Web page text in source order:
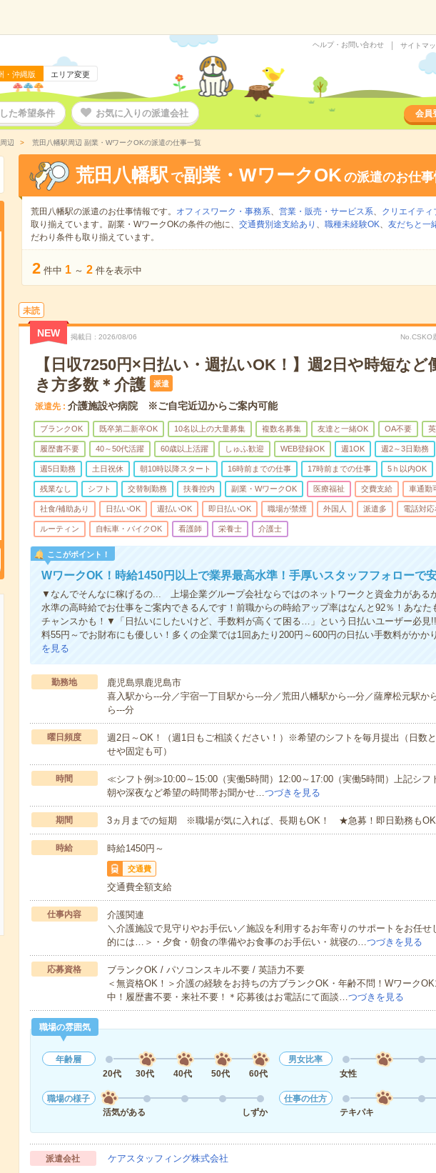
・沖縄版 エリア変更
ヘルプ・お問い合わせ サイトマ
た希望条件 お気に入りの派遣会社 会員
辺 荒田八幡駅周辺 副業・WワークOKの派遣の仕事一覧
荒田八幡駅 で副業・WワークOKの派遣のお仕
荒田八幡駅の派遣のお仕事情報です。 オフィスワーク・事務系、 営業・販売・サービス系、 クリエイティ
取り揃えています。副業・WワークOKの条件の他に、 交通費別途支給あり 、 職種未経験OK、 友だちと一
だわり条件も取り揃えています。
2 件中 1 ～ 2 件を表示中
未読
NEW 掲載日 2026/08/06 No.CSKO
【日収7250円×日払い・週払いOK！】週2日や時短など
き方多数＊介護
派遣
派遣先 介護施設や病院 ※ご自宅近辺からご案内可能
ブランクOK 既卒第二新卒OK 10名以上の大量募集 複数名募集 友達と一緒OK OA不要
履歴書不要 40～50代活躍 60歳以上活躍 しゅふ歓迎 WEB登録OK 週1OK 週2～3日勤務
週5日勤務 土日祝休 朝10時以降スタート 16時前までの仕事 17時前までの仕事 5ｈ以内OK
残業なし シフト 交替制勤務 扶養控内 副業・WワークOK 医療福祉 交費支給 車通勤
社食/補助あり 日払いOK 週払いOK 即日払いOK 職場が禁煙 外国人 派遣多 電話対応
ルーティン 自転車・バイクOK 看護師 栄養士 介護士
ここがポイント！
WワークOK！時給1450円以上で業界最高水準！手厚いスタッフフォローで安
▼なんでそんなに稼げるの... 上場企業グループ会社ならではのネットワークと資金力がある
水準の高時給でお仕事をご案内できるんです！前職からの時給アップ率はなんと92％！あなた
チャンスかも！▼「日払いにしたいけど、手数料が高くて困る…」という日払いユーザー必
料55円～でお財布にも優しい！多くの企業では1回あたり200円～600円の日払い手数料がかか
を見る
勤務地
鹿児島県鹿児島市
喜入駅から---分／宇宿一丁目駅から---分／荒田八幡駅から---分／薩摩松元駅か
ら---分
曜日頻度
週2日～OK！（週1日もご相談ください！）※希望のシフトを毎月提出（日数
せや固定も可）
時間
≪シフト例≫10:00～15:00（実働5時間）12:00～17:00（実働5時間）上記シフ
朝や深夜など希望の時間帯お聞かせ…つづきを見る
期間 3ヵ月までの短期 ※職場が気に入れば、長期もOK！ ★急募！即日勤務もOK
時給 時給1450円～
交通費
交通費全額支給
仕事内容
介護関連
＼介護施設で見守りやお手伝い／施設を利用するお年寄りのサポートをお任せ
的には…＞・夕食・朝食の準備やお食事のお手伝い・就寝の…つづきを見る
応募資格
ブランクOK / パソコンスキル不要 / 英語力不要
＜無資格OK！＞介護の経験をお持ちの方ブランクOK・年齢不問！Wワーク
中！履歴書不要・来社不要！＊応募後はお電話にて面談…つづきを見る
職場の雰囲気
年齢層
20代
30代 40代 50代 60代
男女比率
女性
職場の様子
活気がある
しずか
仕事の仕方
テキパキ
派遣会社 ケアスタッフィング株式会社